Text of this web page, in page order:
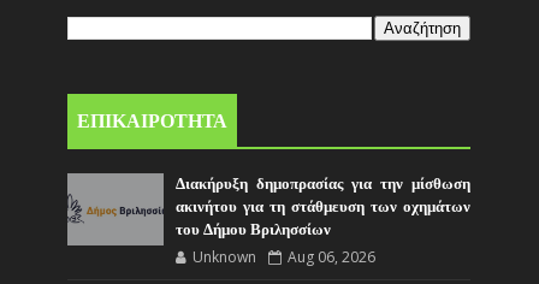
ΕΠΙΚΑΙΡΟΤΗΤΑ
Διακήρυξη δημοπρασίας για την μίσθωση
ακινήτου για τη στάθμευση των οχημάτων
του Δήμου Βριλησσίων
Unknown Aug 06, 2026